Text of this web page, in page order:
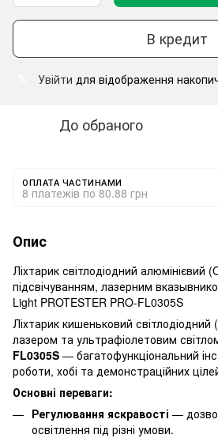
В кредит
Увійти для відображення
До обраного
ОПЛАТА ЧАСТИНАМИ
8 платежів по 80.88 грн
Опис
Ліхтарик світлодіодний алюмінієвий
підсвічуванням, лазерним
Light PROTESTER PRO-FL0305S
Ліхтарик кишеньковий
лазером та ультрафіолетовим
FL0305S — багатофункціональний
роботи, хобі та демонстраційних
Основні переваги:
Регулювання яскравості —
освітлення під різні умови.